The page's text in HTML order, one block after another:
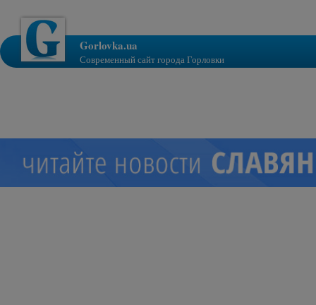
Gorlovka.ua
Современный сайт города Горловки